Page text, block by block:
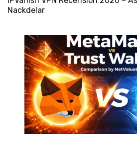
Nackdelar